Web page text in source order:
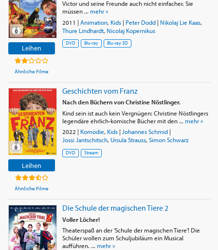
Leihen
Ähnliche Filme
Victor und seine Freunde auch nicht einfacher. Sie
müssen ... mehr »
2011 | Animation, Kids| Peter Dodd| Nikolaj Lie Kaas,
Thure Lindhardt, Nicolaj Kopernikus
DVD Blu-ray Blu-ray 3D
Leihen
Ähnliche Filme
Geschichten vom Franz
Nach den Büchern von Christine Nöstlinger.
Kind sein ist auch kein Vergnügen: Christine Nöstlingers
legendäre ehrlich-komische Bücher mit den ... mehr »
2022 | Komödie, Kids| Johannes Schmid|
Jossi Jantschitsch, Ursula Strauss, Simon Schwarz
DVD Stream
Die Schule der magischen Tiere 2
Voller Löcher!
Theaterspaß an der 'Schule der magischen Tiere'! Die
Schüler wollen zum Schuljubiläum ein Musical
aufführen. ... mehr »